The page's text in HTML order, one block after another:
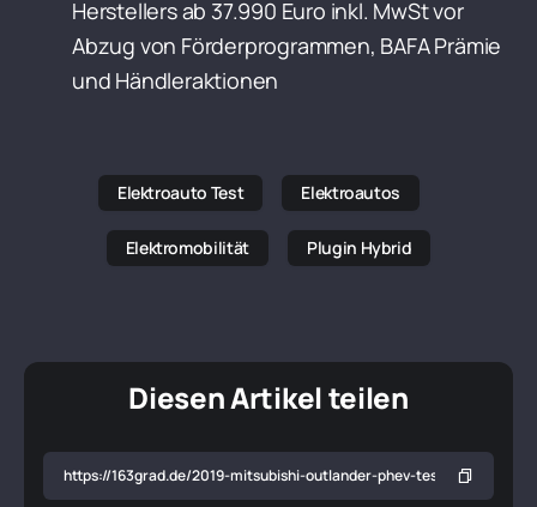
Herstellers ab 37.990 Euro inkl. MwSt vor
Abzug von Förderprogrammen, BAFA Prämie
und Händleraktionen
Elektroauto Test Elektroautos
Elektromobilität Plugin Hybrid
Diesen Artikel teilen